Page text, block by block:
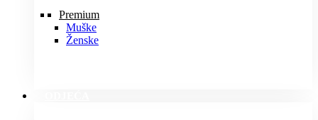
Premium
Muške
Ženske